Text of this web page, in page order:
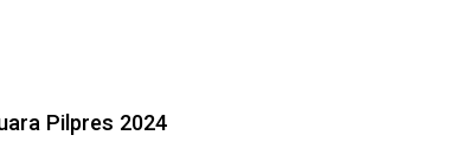
Pilpres 2024